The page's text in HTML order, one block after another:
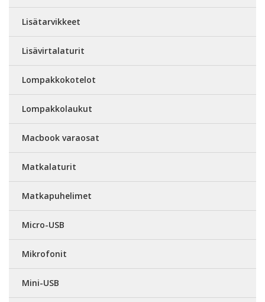
Lisätarvikkeet
Lisävirtalaturit
Lompakkokotelot
Lompakkolaukut
Macbook varaosat
Matkalaturit
Matkapuhelimet
Micro-USB
Mikrofonit
Mini-USB